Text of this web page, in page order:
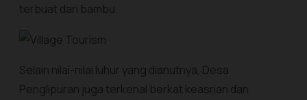
terbuat dari bambu.
Selain nilai-nilai luhur yang dianutnya, Desa
Penglipuran juga terkenal berkat keasrian dan